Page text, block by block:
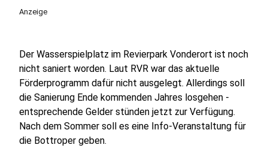
Anzeige
Der Wasserspielplatz im Revierpark Vonderort ist noch
nicht saniert worden. Laut RVR war das aktuelle
Förderprogramm dafür nicht ausgelegt. Allerdings soll
die Sanierung Ende kommenden Jahres losgehen -
entsprechende Gelder stünden jetzt zur Verfügung.
Nach dem Sommer soll es eine Info-Veranstaltung für
die Bottroper geben.